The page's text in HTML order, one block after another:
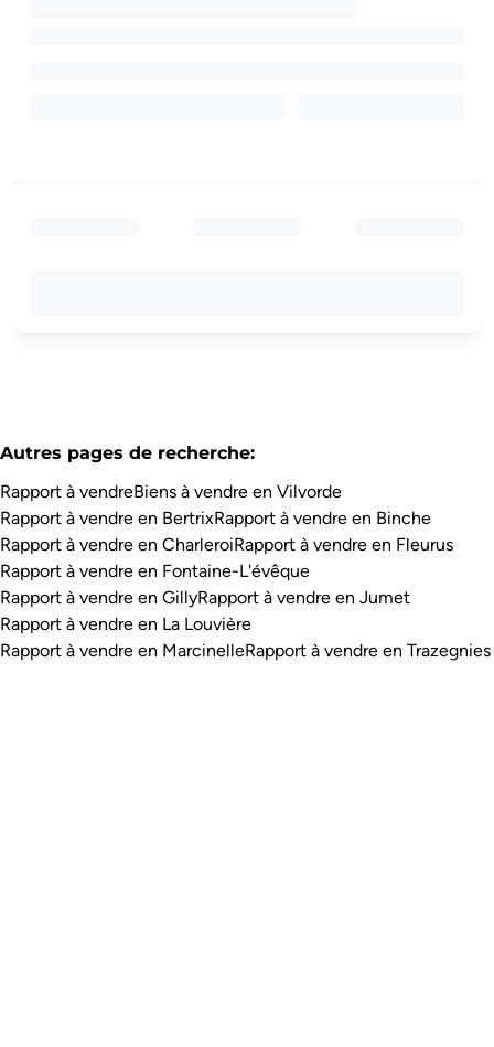
Autres pages de recherche:
Rapport à vendreBiens à vendre en Vilvorde
Rapport à vendre en BertrixRapport à vendre en Binche
Rapport à vendre en CharleroiRapport à vendre en Fleurus
Rapport à vendre en Fontaine-L'évêque
Rapport à vendre en GillyRapport à vendre en Jumet
Rapport à vendre en La Louvière
Rapport à vendre en MarcinelleRapport à vendre en Trazegnies